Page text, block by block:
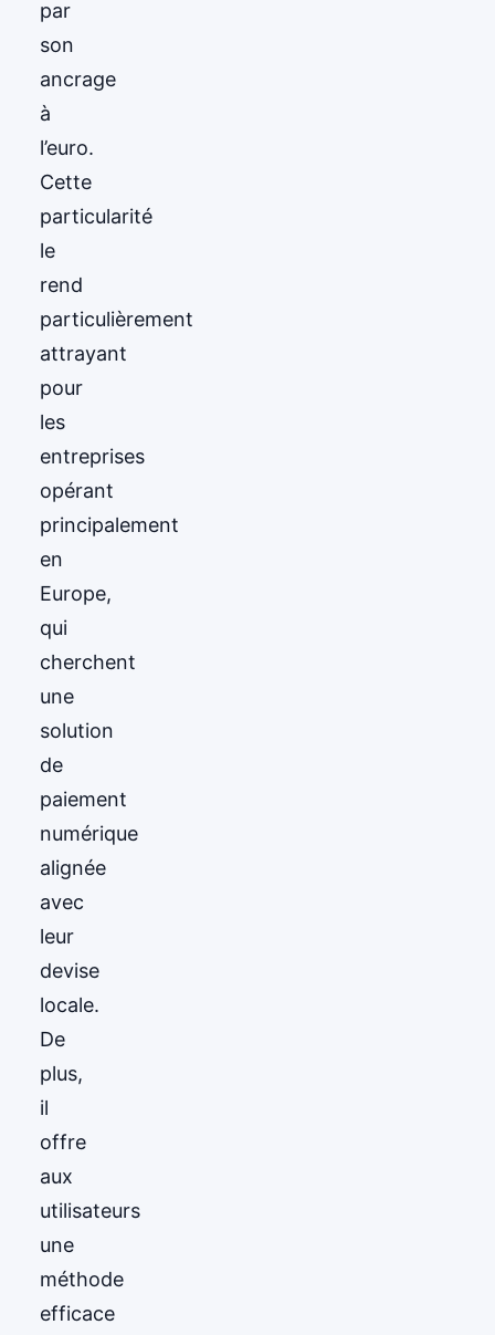
par
son
ancrage
à
l’euro.
Cette
particularité
le
rend
particulièrement
attrayant
pour
les
entreprises
opérant
principalement
en
Europe,
qui
cherchent
une
solution
de
paiement
numérique
alignée
avec
leur
devise
locale.
De
plus,
il
offre
aux
utilisateurs
une
méthode
efficace